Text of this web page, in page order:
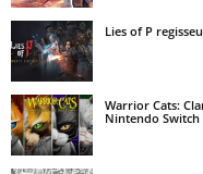
Lies of P
Warrior Cats:
Nintendo Switch